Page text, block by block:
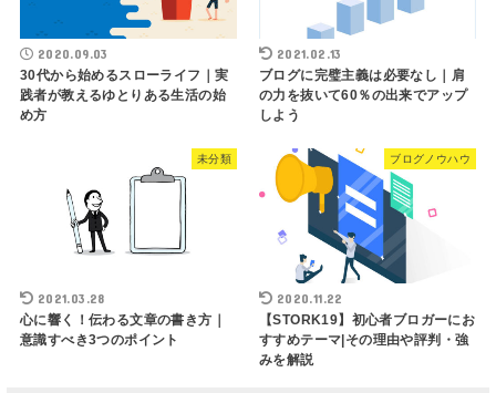
2020.09.03
30代から始めるスローライフ｜実
践者が教えるゆとりある生活の始
め方
2021.02.13
ブログに完璧主義は必要なし｜肩
の力を抜いて60％の出来でアップ
しよう
未分類
2021.03.28
心に響く！伝わる文章の書き方｜
意識すべき3つのポイント
ブログノウハウ
2020.11.22
【STORK19】初心者ブロガーにお
すすめテーマ|その理由や評判・強
みを解説